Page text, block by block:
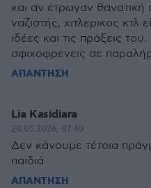
και αν έτρωγαν
ναζιστής, χιτλερικος κτλ
ιδέες και τις πράξεις
σφιχοφρενεις σε
ΑΠΑΝΤΗΣΗ
Lia Kasidiara
20.05.2026, 07:40
Δεν κάνουμε τέτοια
παιδιά.
ΑΠΑΝΤΗΣΗ